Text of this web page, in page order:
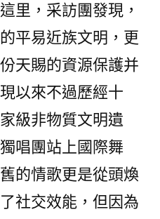
里，采訪團發現，
平易近族文明，更
天賜的資源保護并
以來不過歷經十
級非物質文明遺
唱團站上國際舞
的情歌更是從頭煥
社交效能，但因為